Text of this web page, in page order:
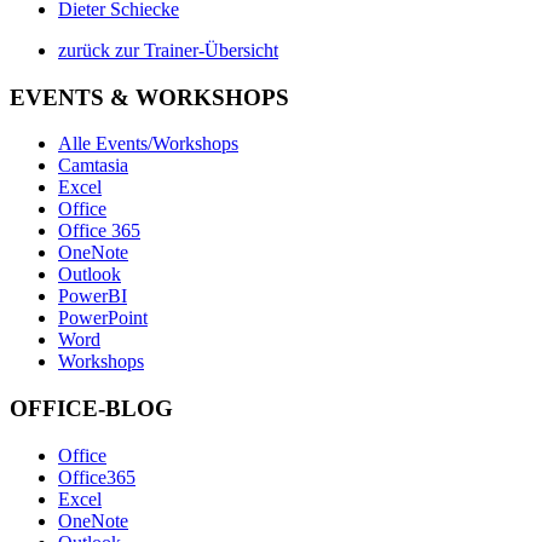
Dieter Schiecke
zurück zur Trainer-Übersicht
EVENTS & WORKSHOPS
Alle Events/Workshops
Camtasia
Excel
Office
Office 365
OneNote
Outlook
PowerBI
PowerPoint
Word
Workshops
OFFICE-BLOG
Office
Office365
Excel
OneNote